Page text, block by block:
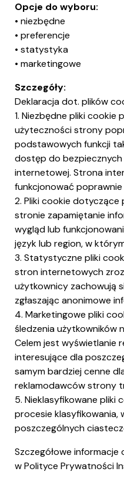
Opcje do wyboru:
• niezbędne
• preferencje
• statystyka
• marketingowe
Szczegóły:
Deklaracja dot. plików
1. Niezbędne pliki cookie
użyteczności strony
podstawowych funkcji
dostęp do
internetowej. Strona
funkcjonować
2. Pliki cookie dotyczące
stronie zapamiętanie
wygląd lub
język lub region, w
3. Statystyczne pliki
stron internetowych
użytkownicy zachowują
zgłaszając anonimowe
4. Marketingowe pliki
śledzenia użytkowników
Celem jest wyświetlanie
interesujące dla
samym bardziej cenne
reklamodawców strony
5. Nieklasyfikowane pliki
procesie klasyfikowania,
poszczególnych
Szczegółowe
w Polityce Prywatności